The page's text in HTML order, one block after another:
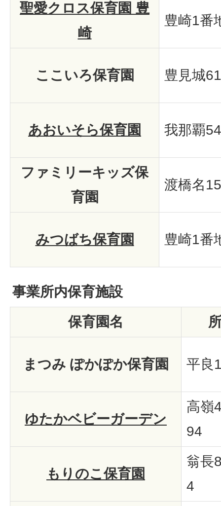
聖愛クロス保育園 豊
崎
豊崎1番
ここいろ保育園 豊見城
あおいそら保育園 我那覇
ファミリーキッズ保
育園
渡橋名
みつばち保育園 豊崎1番
事業所内保育施設
保育園名
まつみ ぽかぽか保育園 平良
ゆたかベビーガーデン
高嶺
94
もりのこ保育園
翁長
4